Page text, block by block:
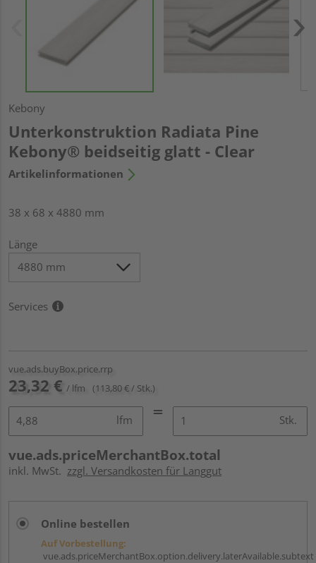
Kebony
Unterkonstruktion Radiata Pine
Kebony® beidseitig glatt - Clear
Artikelinformationen
38 x 68 x 4880 mm
Länge
Services
vue.ads.buyBox.price.rrp
23,32 € / lfm (113,80 € / Stk.)
lfm Stk.
vue.ads.priceMerchantBox.total
inkl. MwSt. zzgl. Versandkosten für Langgut
Online bestellen
Auf Vorbestellung:
vue.ads.priceMerchantBox.option.delivery.laterAvailable.subtext